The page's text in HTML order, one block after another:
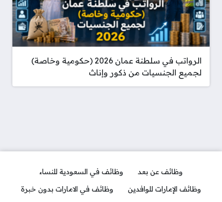
الرواتب في سلطنة عمان 2026 (حكومية وخاصة)
لجميع الجنسيات من ذكور وإناث
وظائف عن بعد
وظائف في السعودية للنساء
وظائف الإمارات للوافدين
وظائف في الامارات بدون خبرة